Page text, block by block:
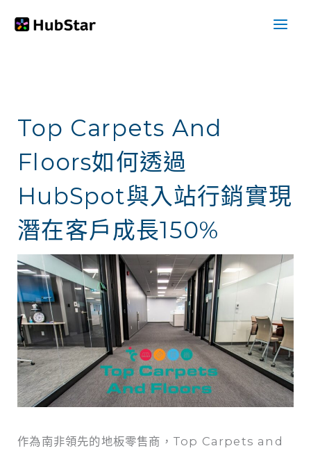
Top Carpets And
Floors如何透過
HubSpot與入站行銷實現
潛在客戶成長150%
作為南非領先的地板零售商，Top Carpets and